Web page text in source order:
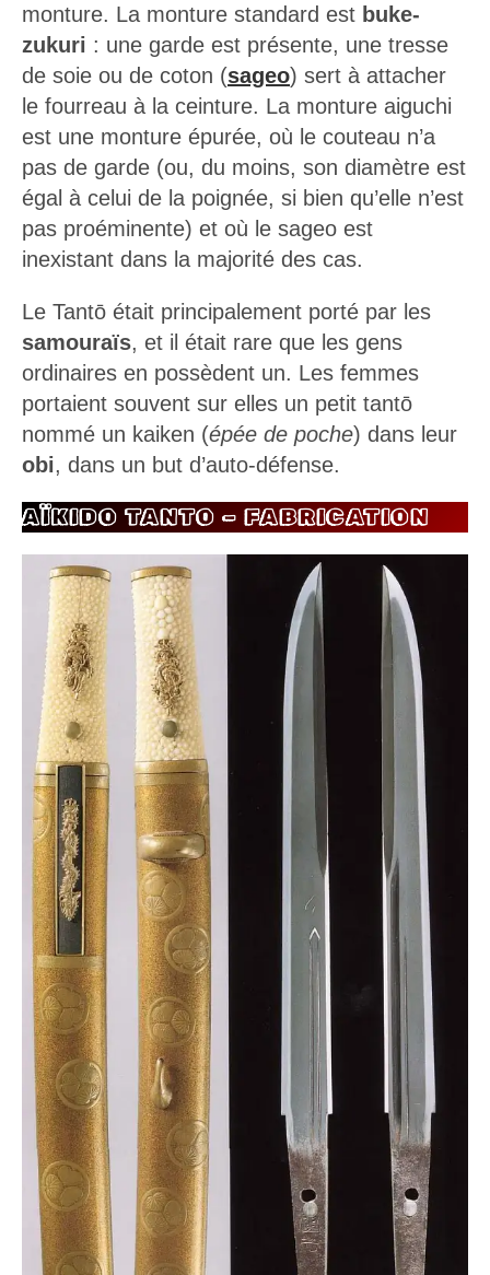
monture. La monture standard est buke-
zukuri : une garde est présente, une tresse
de soie ou de coton (sageo) sert à attacher
le fourreau à la ceinture. La monture aiguchi
est une monture épurée, où le couteau n’a
pas de garde (ou, du moins, son diamètre est
égal à celui de la poignée, si bien qu’elle n’est
pas proéminente) et où le sageo est
inexistant dans la majorité des cas.
Le Tantō était principalement porté par les
samouraïs, et il était rare que les gens
ordinaires en possèdent un. Les femmes
portaient souvent sur elles un petit tantō
nommé un kaiken (épée de poche) dans leur
obi, dans un but d’auto-défense.
AÏKIDO TANTO –FABRICATION